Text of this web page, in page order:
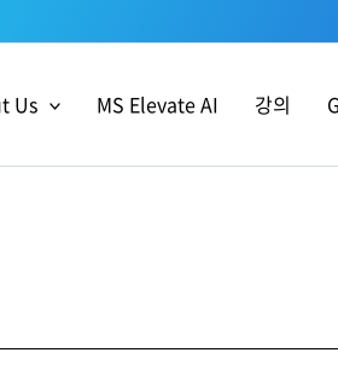
Us MS Elevate AI 강의